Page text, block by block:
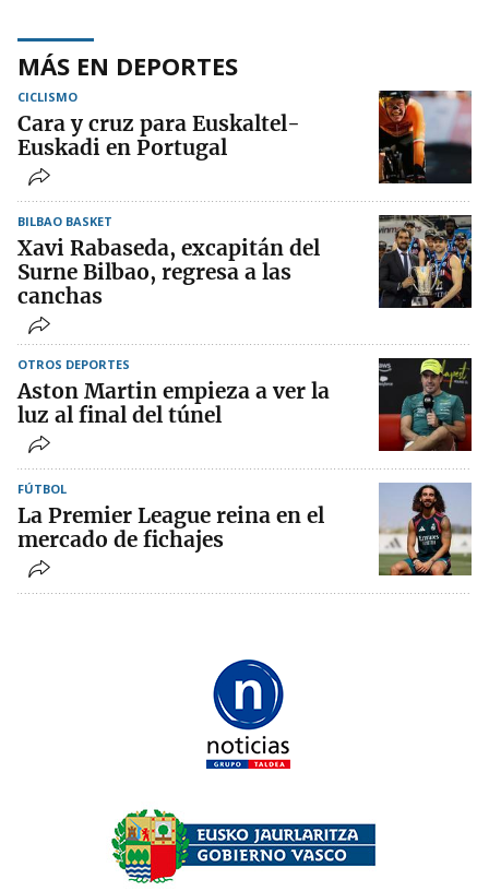
MÁS EN DEPORTES
CICLISMO
Cara y cruz para Euskaltel-
Euskadi en Portugal
BILBAO BASKET
Xavi Rabaseda, excapitán del
Surne Bilbao, regresa a las
canchas
OTROS DEPORTES
Aston Martin empieza a ver la
luz al final del túnel
FÚTBOL
La Premier League reina en el
mercado de fichajes